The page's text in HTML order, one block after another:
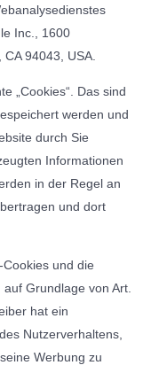
Inc., 1600
94043, USA.
„Cookies“. Das sind
werden und
durch Sie
Informationen
in der Regel an
und dort
und die
Grundlage von Art.
hat ein
Nutzerverhaltens,
Werbung zu